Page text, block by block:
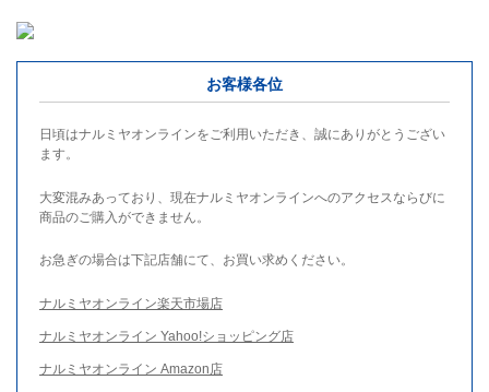
お客様各位
日頃はナルミヤオンラインをご利用いただき、誠にありがとうござい
ます。
大変混みあっており、現在ナルミヤオンラインへのアクセスならびに
商品のご購入ができません。
お急ぎの場合は下記店舗にて、お買い求めください。
ナルミヤオンライン楽天市場店
ナルミヤオンライン Yahoo!ショッピング店
ナルミヤオンライン Amazon店